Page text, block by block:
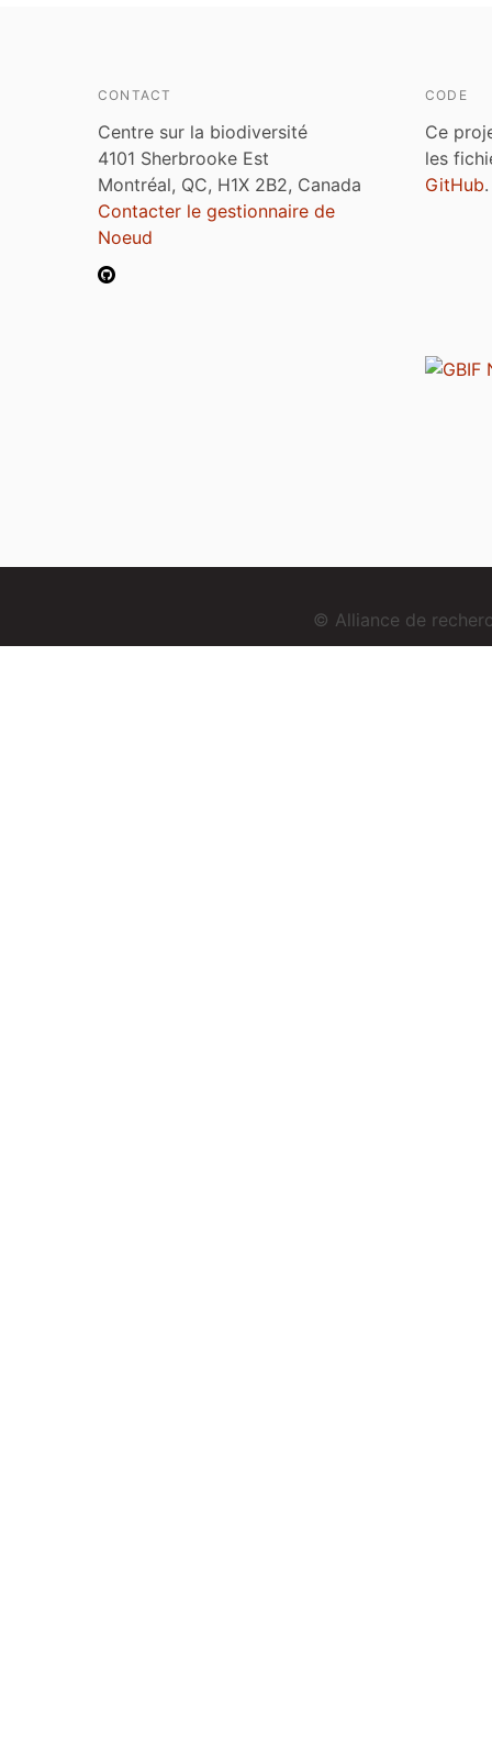
CONTACT
Centre sur la biodiversité
4101 Sherbrooke Est
Montréal, QC, H1X 2B2, Canada
Contacter le gestionnaire de
Noeud
CODE
Ce
les
GitHub.
© Alliance de